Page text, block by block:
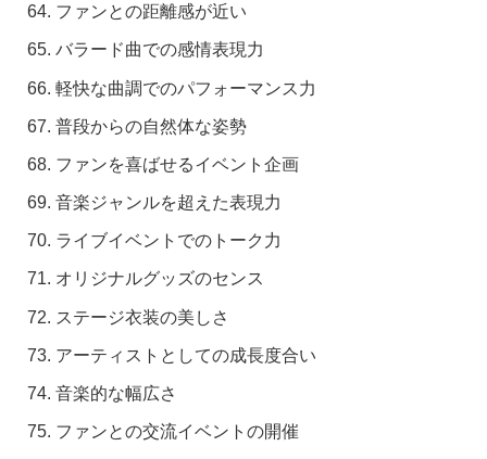
ファンとの距離感が近い
バラード曲での感情表現力
軽快な曲調でのパフォーマンス力
普段からの自然体な姿勢
ファンを喜ばせるイベント企画
音楽ジャンルを超えた表現力
ライブイベントでのトーク力
オリジナルグッズのセンス
ステージ衣装の美しさ
アーティストとしての成長度合い
音楽的な幅広さ
ファンとの交流イベントの開催